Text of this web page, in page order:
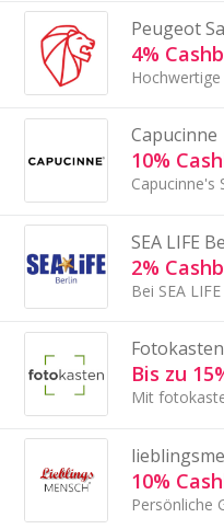
Peugeot
4%
Capucinne
10%
SEA LIFE
2%
Fotokasten
Bis zu
10%